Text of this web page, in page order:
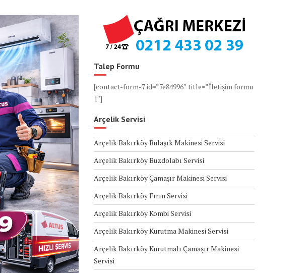
Talep Formu
[contact-form-7 id=”7e84996″ title=”İletişim formu
1″]
Arçelik Servisi
Arçelik Bakırköy Bulaşık Makinesi Servisi
Arçelik Bakırköy Buzdolabı Servisi
Arçelik Bakırköy Çamaşır Makinesi Servisi
Arçelik Bakırköy Fırın Servisi
Arçelik Bakırköy Kombi Servisi
Arçelik Bakırköy Kurutma Makinesi Servisi
Arçelik Bakırköy Kurutmalı Çamaşır Makinesi
Servisi